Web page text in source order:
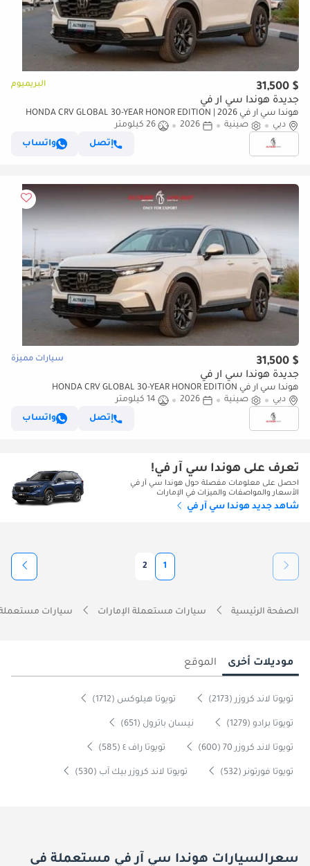
$ 31,500 البريميوم
جديدة هوندا سي آر في
هوندا سي آر في 2026 | HONDA CRV GLOBAL 30-YEAR HONOR EDITION
240TURBO 2WD FRONTIER 7-SEATER [EXPORT ONLY]
دبي صينية 2026
26 كيلومتر
إتصل
واتساب
$ 31,500 سيارات مميزة
جديدة هوندا سي آر في
هوندا سي آر في HONDA CRV GLOBAL 30-YEAR HONOR EDITION
240TURBO 2WD FRONTIER 7-SEATER [ EXPORT ONLY ]
دبي صينية 2026
14 كيلومتر
إتصل
واتساب
تعرف على هوندا سي آر في!
احصل على معلومات مفصلة حول هوندا سي آر في
الأسعار والمواصفات والميزات في الإمارات
شاهد جديد هوندا سي آر في
1
2
الصفحة الرئيسية سيارات مستعملة الإمارات سيارات
موديلات أخرى الموقع
تويوتا لاند كروزر (2173) تويوتا هيلوكس (1712)
تويوتا برادو (1279) نيسان باترول (651)
تويوتا لاند كروزر 70 (600) تويوتا راف ٤ (585)
تويوتا فورتونر (532) تويوتا لاند كروزر بيك آب (530)
سعرالسيارات هوندا سي آر في مستعملة فى